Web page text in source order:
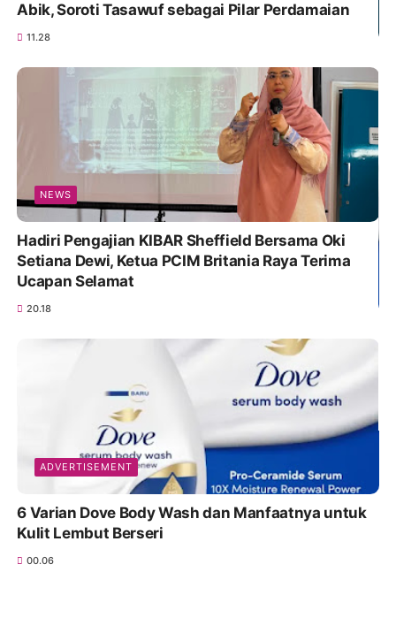
Abik, Soroti Tasawuf sebagai Pilar Perdamaian
11.28
NEWS
Hadiri Pengajian KIBAR Sheffield Bersama Oki
Setiana Dewi, Ketua PCIM Britania Raya Terima
Ucapan Selamat
20.18
ADVERTISEMENT
6 Varian Dove Body Wash dan Manfaatnya untuk
Kulit Lembut Berseri
00.06